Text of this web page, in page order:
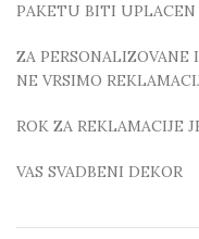
PAKETU BITI UPLACEN
ZA PERSONALIZOVANE
NE VRSIMO
ROK ZA REKLAMACIJE
VAS SVADBENI DEKOR